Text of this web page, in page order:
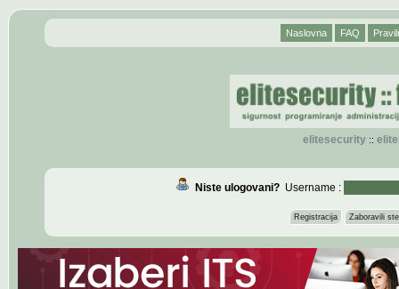
Naslovna FAQ
elitesecurity::
Niste ulogovani?Username :
Registracija Zaboravili